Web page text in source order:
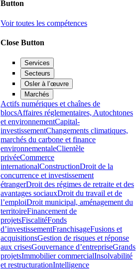
Button
Voir toutes les compétences
Close Button
Services
Secteurs
Osler à l’œuvre
Marchés
Actifs numériques et chaînes de
blocsAffaires réglementaires, Autochtones
et environnementCapital-
investissementChangements climatiques,
marchés du carbone et finance
environnementaleClientèle
privéeCommerce
internationalConstructionDroit de la
concurrence et investissement
étrangerDroit des régimes de retraite et des
avantages sociauxDroit du travail et de
l’emploiDroit municipal, aménagement du
territoireFinancement de
projetsFiscalitéFonds
d’investissementFranchisageFusions et
acquisitionsGestion de risques et réponse
aux crisesGouvernance d’entrepriseGrands
projetsImmobilier commercialInsolvabilité
et restructurationIntelligence